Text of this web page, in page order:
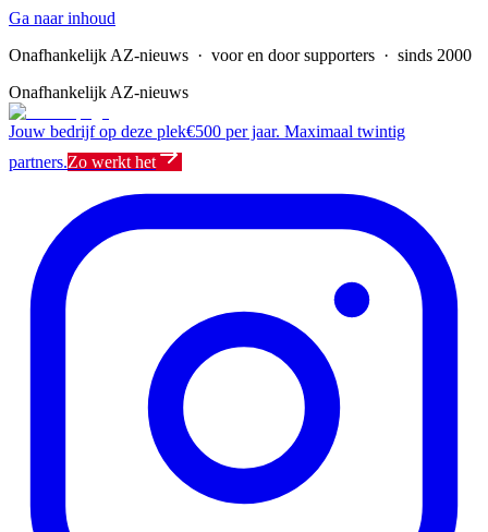
Ga naar inhoud
Onafhankelijk AZ-nieuws · voor en door supporters · sinds 2000
Onafhankelijk AZ-nieuws
Jouw bedrijf op deze plek€500 per jaar. Maximaal twintig
partners.Zo werkt het